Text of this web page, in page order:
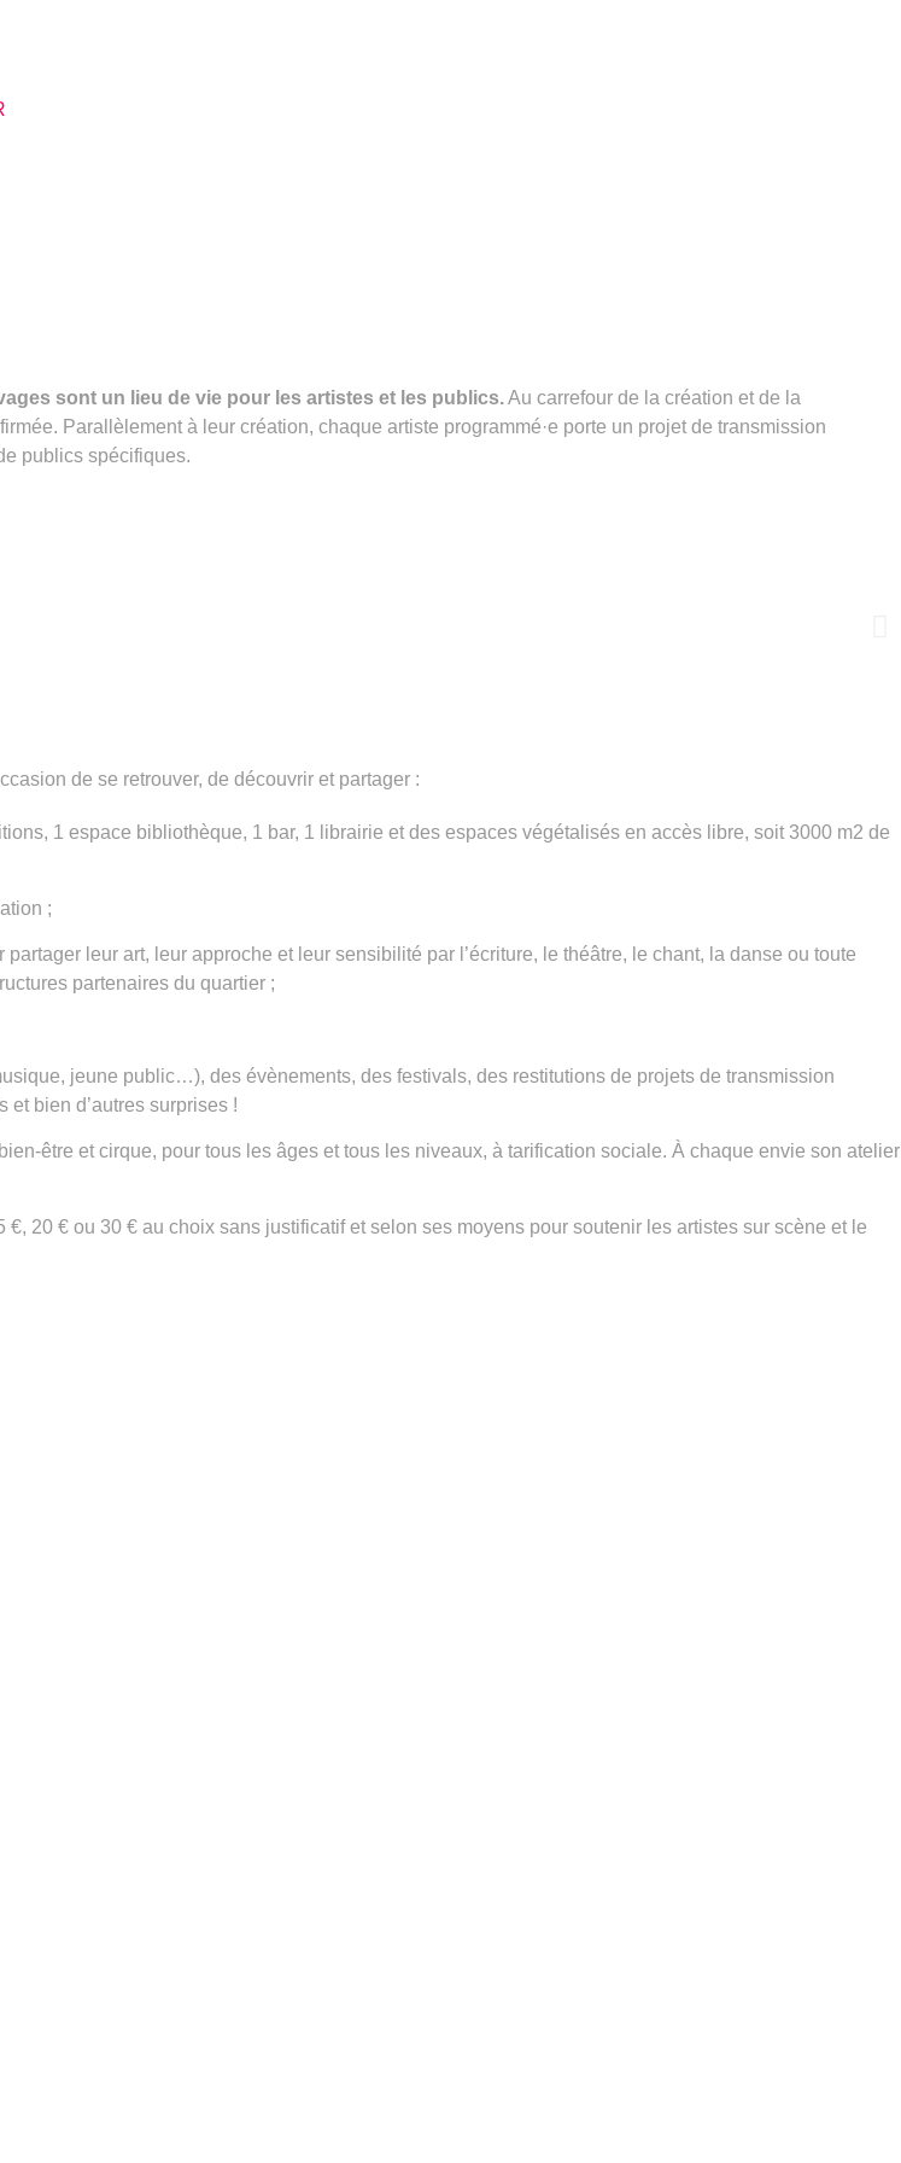
sont un lieu de vie pour les artistes et les publics.Au carrefour de la création et de la
Parallèlement à leur création, chaque artiste programmé·e porte un projet de transmission
publics spécifiques.
de se retrouver, de découvrir et partager :
1 espace bibliothèque, 1 bar, 1 librairie et des espaces végétalisés en accès libre, soit 3000 m2 de
;
leur art, leur approche et leur sensibilité par l’écriture, le théâtre, le chant, la danse ou toute
partenaires du quartier ;
jeune public…), des évènements, des festivals, des restitutions de projets de transmission
bien d’autres surprises !
être et cirque, pour tous les âges et tous les niveaux, à tarification sociale. À chaque envie son atelier
20 € ou 30 € au choix sans justificatif et selon ses moyens pour soutenir les artistes sur scène et le